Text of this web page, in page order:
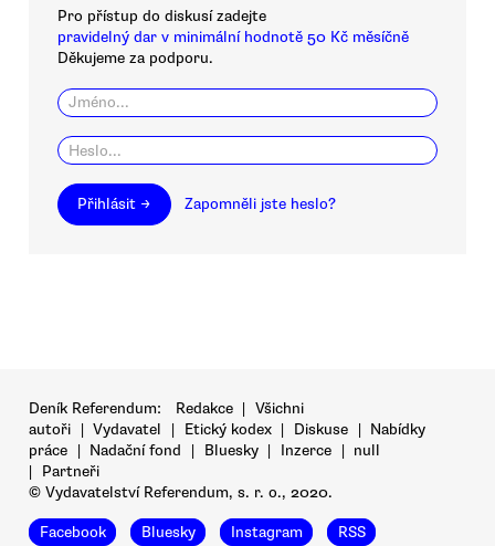
Pro přístup do diskusí zadejte
pravidelný dar v minimální hodnotě 50 Kč měsíčně
Děkujeme za podporu.
Přihlásit → Zapomněli jste heslo?
Deník Referendum: Redakce | Všichni
autoři | Vydavatel | Etický kodex | Diskuse | Nabídky
práce | Nadační fond | Bluesky | Inzerce | null
|
Partneři
© Vydavatelství Referendum, s. r. o., 2020.
Facebook Bluesky Instagram RSS